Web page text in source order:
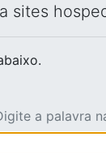
sites
a palavra